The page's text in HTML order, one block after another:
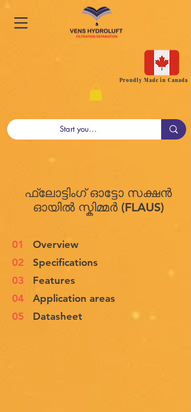
Proudly Made in Canada
ഫ്ലോട്ടിംഗ് ഓട്ടോ സക്ഷൻ
ഓയിൽ സ്കിമ്മർ (FLAUS)
01
02
03
04
05
Overview
Specifications
Features
Application areas
Datasheet